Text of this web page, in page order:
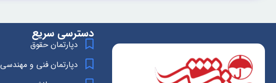
دسترسی سریع
دپارتمان حقوق
دپارتمان فنی و مهندسی